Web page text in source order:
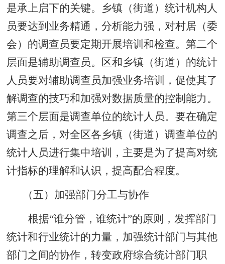
是承上启下的关键。乡镇（街道）统计机构人
员要达到业务精通，分析能力强，对村居（委
会）的调查员要定期开展培训和检查。第二个
层面是辅助调查员。区和乡镇（街道）的统计
人员要对辅助调查员加强业务培训，促使其了
解调查的技巧和加强对数据质量的控制能力。
第三个层面是调查单位的统计人员。要在确定
调查之后，对全区各乡镇（街道）调查单位的
统计人员进行集中培训，主要是为了提高对统
计指标的理解和认识，提高配合程度。
（五）加强部门分工与协作
根据“谁分管，谁统计”的原则，发挥部门
统计和行业统计的力量，加强统计部门与其他
部门之间的协作，转变政府综合统计部门职